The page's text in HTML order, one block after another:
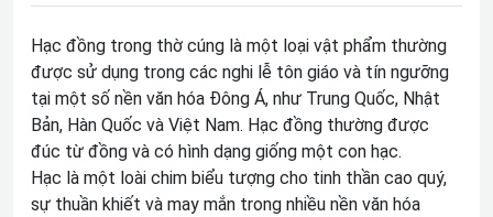
Hạc đồng trong thờ cúng là một loại vật phẩm thường
được sử dụng trong các nghi lễ tôn giáo và tín ngưỡng
tại một số nền văn hóa Đông Á, như Trung Quốc, Nhật
Bản, Hàn Quốc và Việt Nam. Hạc đồng thường được
đúc từ đồng và có hình dạng giống một con hạc.
Hạc là một loài chim biểu tượng cho tinh thần cao quý,
sự thuần khiết và may mắn trong nhiều nền văn hóa